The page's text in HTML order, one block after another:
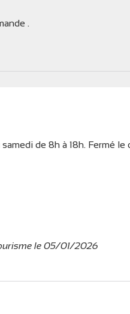
.
de 8h à 18h. Fermé le
le 05/01/2026